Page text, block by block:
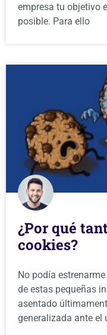
empresa tu objetivo
posible. Para ello
¿Por qué
cookies?
No podía
de estas pequeñas
asentado
generalizada ante el